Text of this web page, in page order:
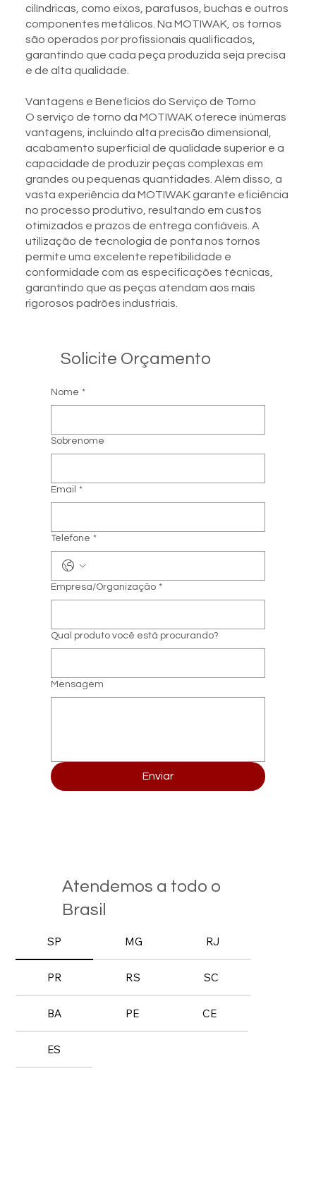
cilíndricas, como eixos, parafusos, buchas e outros
componentes metálicos. Na MOTIWAK, os tornos
são operados por profissionais qualificados,
garantindo que cada peça produzida seja precisa
e de alta qualidade.
Vantagens e Benefícios do Serviço de Torno
O serviço de torno da MOTIWAK oferece inúmeras
vantagens, incluindo alta precisão dimensional,
acabamento superficial de qualidade superior e a
capacidade de produzir peças complexas em
grandes ou pequenas quantidades. Além disso, a
vasta experiência da MOTIWAK garante eficiência
no processo produtivo, resultando em custos
otimizados e prazos de entrega confiáveis. A
utilização de tecnologia de ponta nos tornos
permite uma excelente repetibilidade e
conformidade com as especificações técnicas,
garantindo que as peças atendam aos mais
rigorosos padrões industriais.
Solicite Orçamento
Nome *
Sobrenome
Email *
Telefone *
Empresa/Organização *
Qual produto você está procurando?
Mensagem
Enviar
Atendemos a todo o
Brasil
SP MG RJ
PR RS SC
BA PE CE
ES